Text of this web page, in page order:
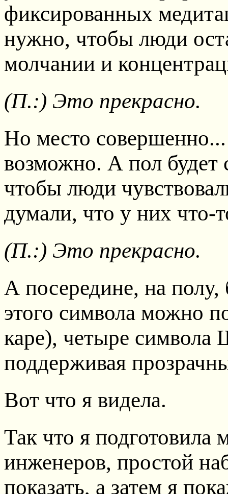
фиксированных
нужно, чтобы люди
молчании и
(П.:) Это прекрасно.
Но место совершенно...
возможно. А пол будет
чтобы люди
думали, что у них что-
(П.:) Это прекрасно.
А посередине, на
этого символа можно
каре), четыре
поддерживая
Вот что я видела.
Так что я подготовила
инженеров, простой
показать, а затем я